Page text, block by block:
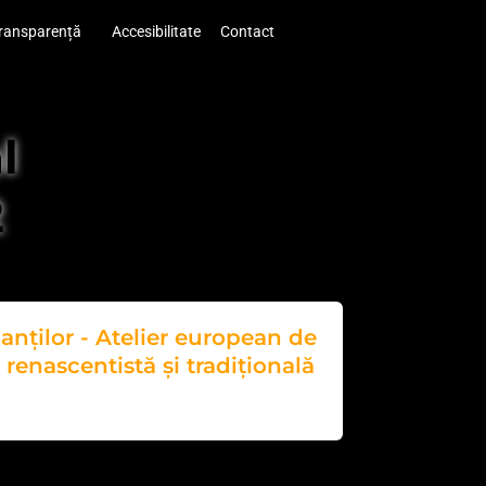
Accesibilitate Contact
- Atelier european de
și tradițională